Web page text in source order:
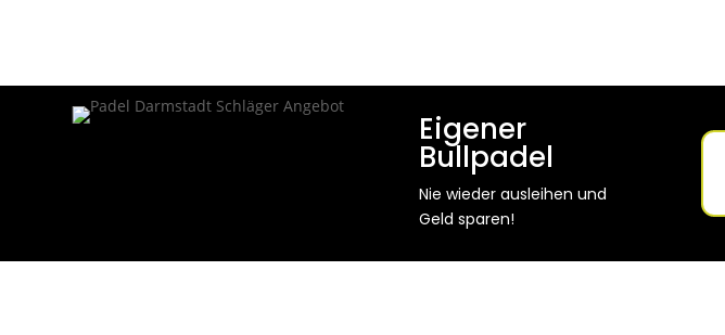
Eigener
Bullpadel
Nie wieder ausleihen und
Geld sparen!